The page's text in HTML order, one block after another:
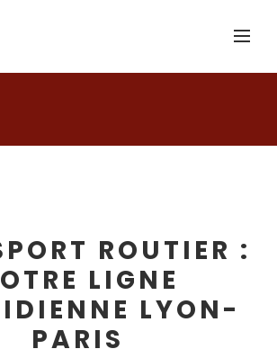
ROUTIER :
LIGNE
LYON-
PARIS